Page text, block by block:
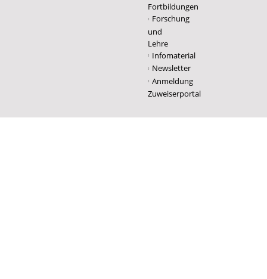
Fortbildungen
Forschung
und
Lehre
Infomaterial
Newsletter
Anmeldung
Zuweiserportal